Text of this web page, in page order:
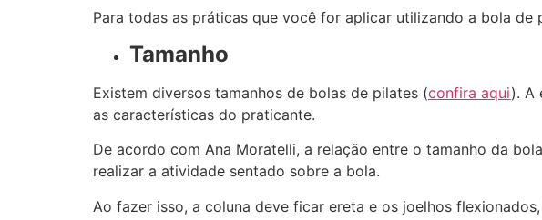
Para todas as práticas que você for aplicar utilizando a bola de
Tamanho
Existem diversos tamanhos de bolas de pilates (confira aqui). A
as características do praticante.
De acordo com Ana Moratelli, a relação entre o tamanho da
realizar a atividade sentado sobre a bola.
Ao fazer isso, a coluna deve ficar ereta e os joelhos